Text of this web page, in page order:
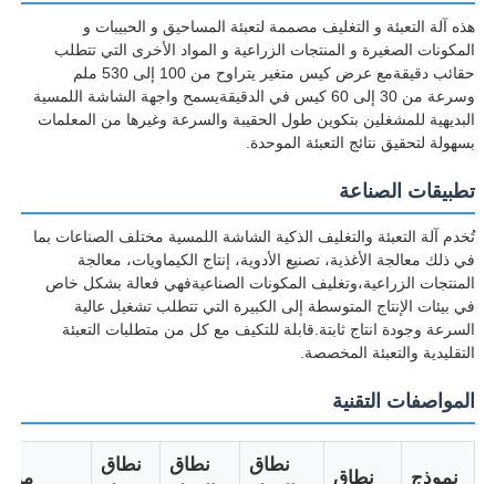
منزل
المنتجات
حول بنا
هذه آلة التعبئة و التغليف مصممة لتعبئة المساحيق و الحبيبات و
المكونات الصغيرة و المنتجات الزراعية و المواد الأخرى التي تتطلب
حقائب دقيقةمع عرض كيس متغير يتراوح من 100 إلى 530 ملم
وسرعة من 30 إلى 60 كيس في الدقيقةيسمح واجهة الشاشة اللمسية
البديهية للمشغلين بتكوين طول الحقيبة والسرعة وغيرها من المعلمات
بسهولة لتحقيق نتائج التعبئة الموحدة.
تطبيقات الصناعة
تُخدم آلة التعبئة والتغليف الذكية الشاشة اللمسية مختلف الصناعات بما
في ذلك معالجة الأغذية، تصنيع الأدوية، إنتاج الكيماويات، معالجة
المنتجات الزراعية،وتغليف المكونات الصناعيةفهي فعالة بشكل خاص
في بيئات الإنتاج المتوسطة إلى الكبيرة التي تتطلب تشغيل عالية
السرعة وجودة انتاج ثابتة.قابلة للتكيف مع كل من متطلبات التعبئة
التقليدية والتعبئة المخصصة.
المواصفات التقنية
نموذج نطاق
نطاق
نطاق
نطاق